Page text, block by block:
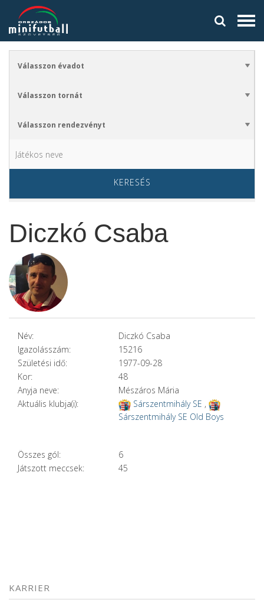
KERESÉS
Diczkó Csaba
Név:
Diczkó Csaba
Igazolásszám:
15216
Születési idő:
1977-09-28
Kor:
48
Anyja neve:
Mészáros Mária
Aktuális klubja(i):
Sárszentmihály SE ,
Sárszentmihály SE Old Boys
Összes gól:
6
Játszott meccsek:
45
KARRIER